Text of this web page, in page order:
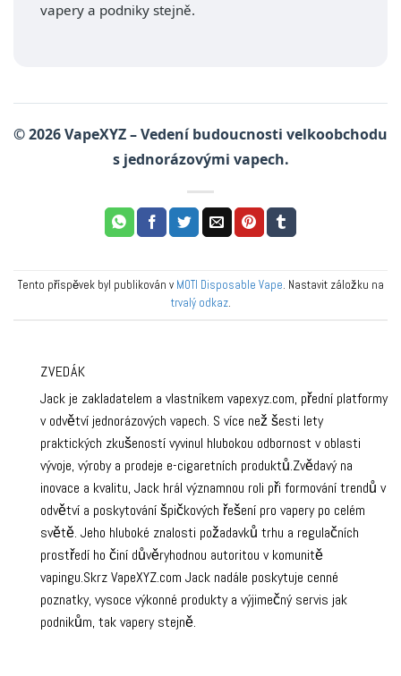
vapery a podniky stejně.
© 2026 VapeXYZ – Vedení budoucnosti velkoobchodu
s jednorázovými vapech.
Tento příspěvek byl publikován v MOTI Disposable Vape. Nastavit záložku na
trvalý odkaz.
ZVEDÁK
Jack je zakladatelem a vlastníkem vapexyz.com, přední platformy
v odvětví jednorázových vapech. S více než šesti lety
praktických zkušeností vyvinul hlubokou odbornost v oblasti
vývoje, výroby a prodeje e-cigaretních produktů.Zvědavý na
inovace a kvalitu, Jack hrál významnou roli při formování trendů v
odvětví a poskytování špičkových řešení pro vapery po celém
světě. Jeho hluboké znalosti požadavků trhu a regulačních
prostředí ho činí důvěryhodnou autoritou v komunitě
vapingu.Skrz VapeXYZ.com Jack nadále poskytuje cenné
poznatky, vysoce výkonné produkty a výjimečný servis jak
podnikům, tak vapery stejně.